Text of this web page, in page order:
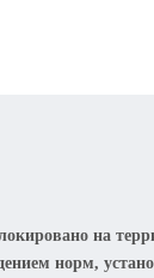
на
норм,